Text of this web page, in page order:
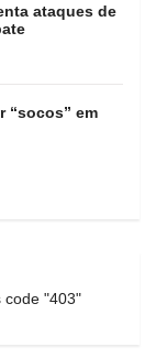
ataques de
“socos” em
code "403"